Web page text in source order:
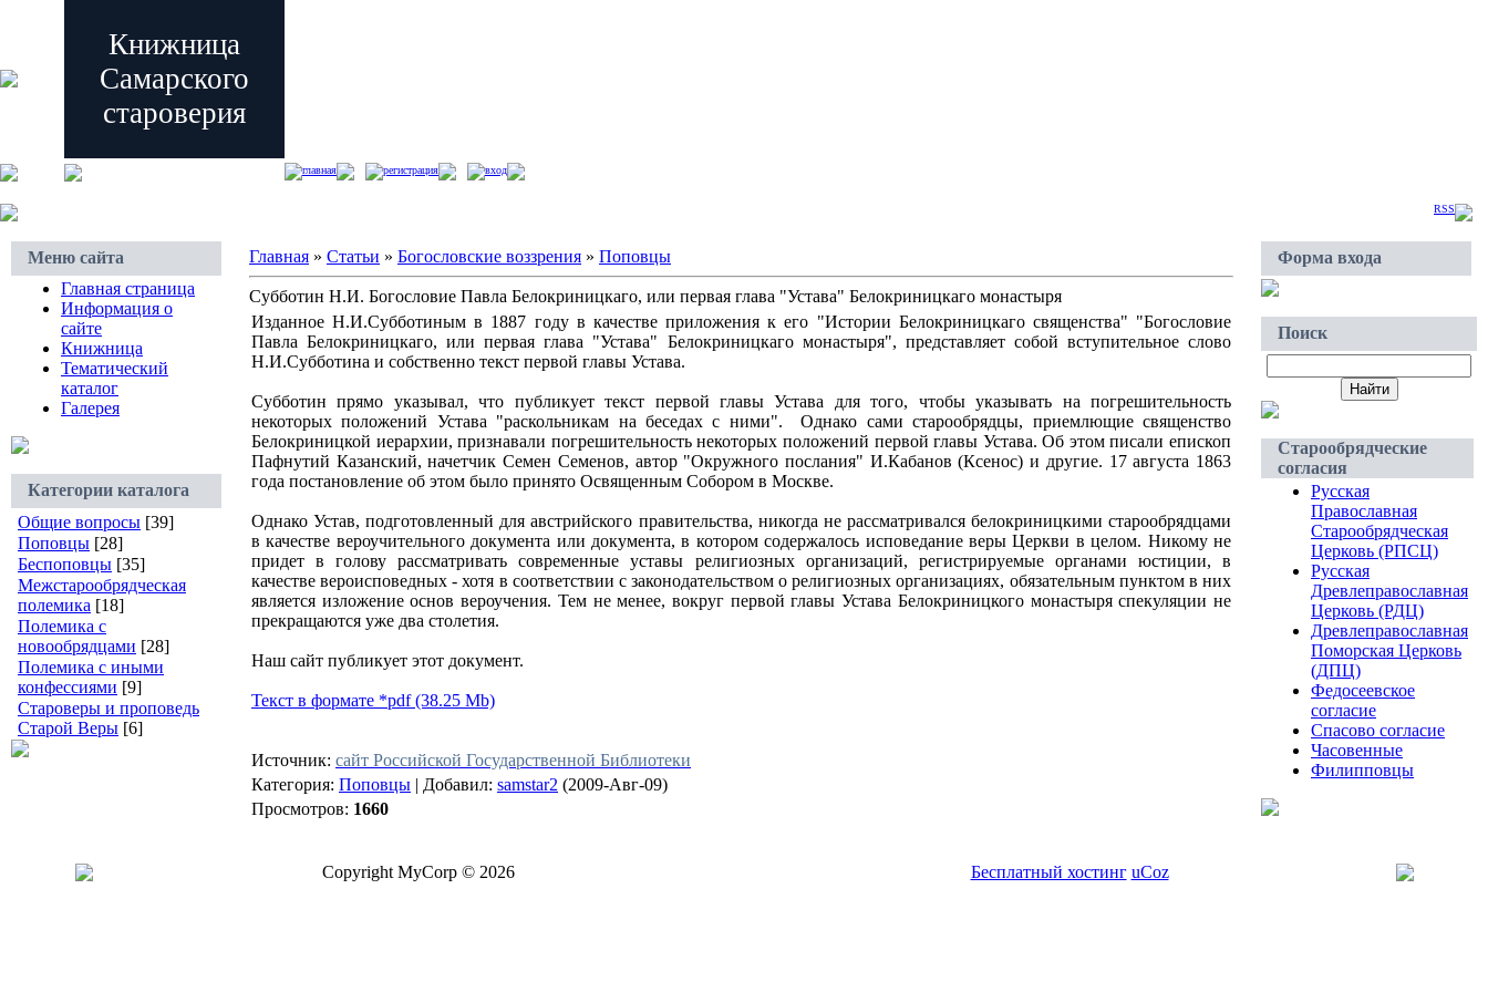
Книжница
Самарского
староверия
главная регистрация вход
RSS
Меню сайта
Главная страница
Информация о
сайте
Книжница
Тематический
каталог
Галерея
Категории каталога
Общие вопросы [39]
Поповцы [28]
Беспоповцы [35]
Межстарообрядческая
полемика [18]
Полемика с
новообрядцами [28]
Полемика с иными
конфессиями [9]
Староверы и проповедь
Старой Веры [6]
Главная » Статьи » Богословские воззрения » Поповцы
Субботин Н.И. Богословие Павла Белокриницкаго, или первая глава "Устава" Белокриницкаго монастыря
Изданное Н.И.Субботиным в 1887 году в качестве приложения к его "Истории Белокриницкаго священства" "Богословие
Павла Белокриницкаго, или первая глава "Устава" Белокриницкаго монастыря", представляет собой вступительное слово
Н.И.Субботина и собственно текст первой главы Устава.
Субботин прямо указывал, что публикует текст первой главы Устава для того, чтобы указывать на погрешительность
некоторых положений Устава "раскольникам на беседах с ними". Однако сами старообрядцы, приемлющие священство
Белокриницкой иерархии, признавали погрешительность некоторых положений первой главы Устава. Об этом писали епископ
Пафнутий Казанский, начетчик Семен Семенов, автор "Окружного послания" И.Кабанов (Ксенос) и другие. 17 августа 1863
года постановление об этом было принято Освященным Собором в Москве.
Однако Устав, подготовленный для австрийского правительства, никогда не рассматривался белокриницкими старообрядцами
в качестве вероучительного документа или документа, в котором содержалось исповедание веры Церкви в целом. Никому не
придет в голову рассматривать современные уставы религиозных организаций, регистрируемые органами юстиции, в
качестве вероисповедных - хотя в соответствии с законодательством о религиозных организациях, обязательным пунктом в них
является изложение основ вероучения. Тем не менее, вокруг первой главы Устава Белокриницкого монастыря спекуляции не
прекращаются уже два столетия.
Наш сайт публикует этот документ.
Текст в формате *pdf (38.25 Mb)
Источник: сайт Российской Государственной Библиотеки
Категория: Поповцы | Добавил: samstar2 (2009-Авг-09)
Просмотров: 1660
Форма входа
Поиск
Старообрядческие
согласия
Русская
Православная
Старообрядческая
Церковь (РПСЦ)
Русская
Древлеправославная
Церковь (РДЦ)
Древлеправославная
Поморская Церковь
(ДПЦ)
Федосеевское
согласие
Спасово согласие
Часовенные
Филипповцы
Copyright MyCorp © 2026 Бесплатный хостинг uCoz